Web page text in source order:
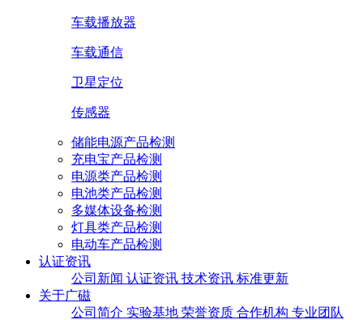
车载播放器
车载通信
卫星定位
传感器
储能电源产品检测
充电宝产品检测
电源类产品检测
电池类产品检测
多媒体设备检测
灯具类产品检测
电动车产品检测
认证资讯
公司新闻 认证资讯 技术资讯 标准更新
关于广磁
公司简介 实验基地 荣誉资质 合作机构 专业团队